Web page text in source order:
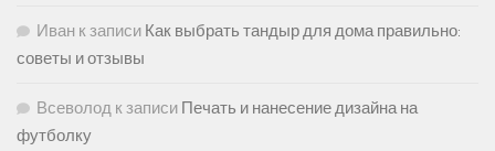
Иван к записи Как выбрать тандыр для дома правильно:
советы и отзывы
Всеволод к записи Печать и нанесение дизайна на
футболку